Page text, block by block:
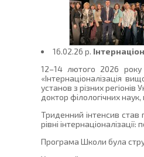
16.02.26 p.
12–14 лютого 2026 року
«Інтернаціоналізація
установ з різних
доктор філологічних
Триденний інтенсив став
рівні
Програма Школи була